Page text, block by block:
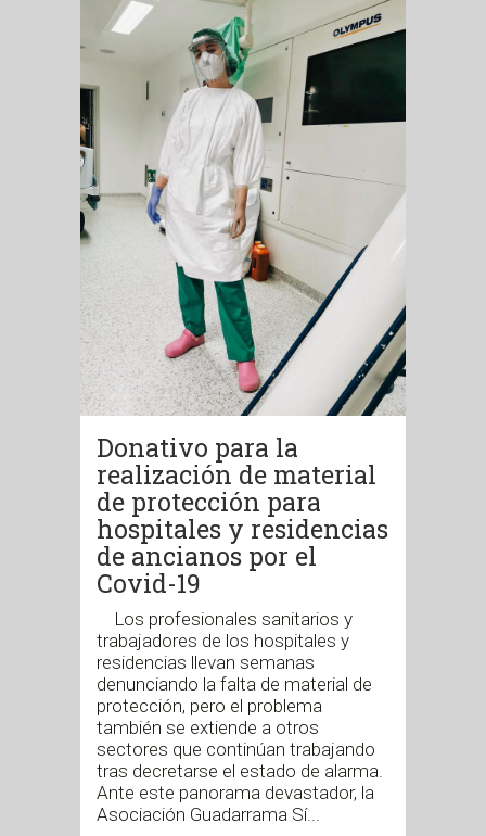
Donativo para la
realización de material
de protección para
hospitales y residencias
de ancianos por el
Covid-19
Los profesionales sanitarios y
trabajadores de los hospitales y
residencias llevan semanas
denunciando la falta de material de
protección, pero el problema
también se extiende a otros
sectores que continúan trabajando
tras decretarse el estado de alarma.
Ante este panorama devastador, la
Asociación Guadarrama Sí...